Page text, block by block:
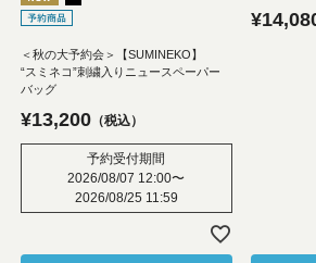
＜秋の大予約会＞【SUMINEKO】
“スミネコ”刺繍入りニュースペーパー
バッグ
¥13,200 税込
予約受付期間
2026/08/07 12:00〜
2026/08/25 11:59
¥